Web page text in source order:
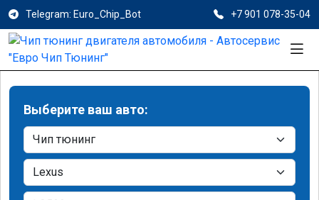
Telegram: Euro_Chip_Bot +7 901 078-35-04
Выберите ваш авто: